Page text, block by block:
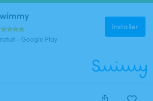
- Google Play
Installer